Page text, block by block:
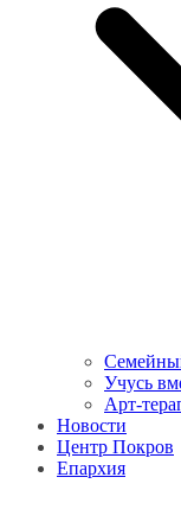
Учусь
Арт-
Новости
Центр Покров
Епархия